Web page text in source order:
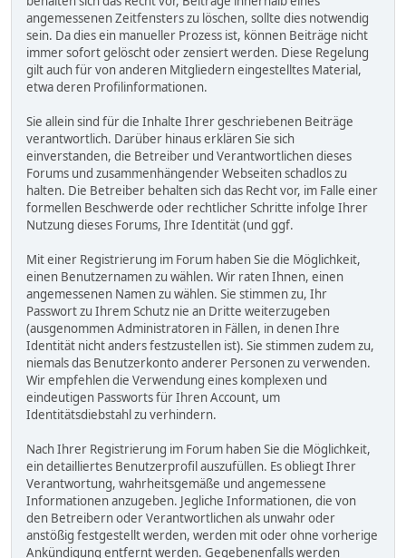
angemessenen Zeitfensters zu löschen, sollte dies notwendig
sein. Da dies ein manueller Prozess ist, können Beiträge nicht
immer sofort gelöscht oder zensiert werden. Diese Regelung
gilt auch für von anderen Mitgliedern eingestelltes Material,
etwa deren Profilinformationen.
Sie allein sind für die Inhalte Ihrer geschriebenen Beiträge
verantwortlich. Darüber hinaus erklären Sie sich
einverstanden, die Betreiber und Verantwortlichen dieses
Forums und zusammenhängender Webseiten schadlos zu
halten. Die Betreiber behalten sich das Recht vor, im Falle einer
formellen Beschwerde oder rechtlicher Schritte infolge Ihrer
Nutzung dieses Forums, Ihre Identität (und ggf.
Mit einer Registrierung im Forum haben Sie die Möglichkeit,
einen Benutzernamen zu wählen. Wir raten Ihnen, einen
angemessenen Namen zu wählen. Sie stimmen zu, Ihr
Passwort zu Ihrem Schutz nie an Dritte weiterzugeben
(ausgenommen Administratoren in Fällen, in denen Ihre
Identität nicht anders festzustellen ist). Sie stimmen zudem zu,
niemals das Benutzerkonto anderer Personen zu verwenden.
Wir empfehlen die Verwendung eines komplexen und
eindeutigen Passworts für Ihren Account, um
Identitätsdiebstahl zu verhindern.
Nach Ihrer Registrierung im Forum haben Sie die Möglichkeit,
ein detailliertes Benutzerprofil auszufüllen. Es obliegt Ihrer
Verantwortung, wahrheitsgemäße und angemessene
Informationen anzugeben. Jegliche Informationen, die von
den Betreibern oder Verantwortlichen als unwahr oder
anstößig festgestellt werden, werden mit oder ohne vorherige
Ankündigung entfernt werden. Gegebenenfalls werden